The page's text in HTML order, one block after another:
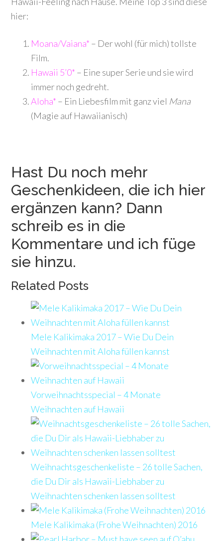
hier:
Moana/Vaiana* – Der wohl (für mich) tollste
Film.
Hawaii 5’0* – Eine super Serie und sie wird
immer noch gedreht.
Aloha* – Ein Liebesfilm mit ganz viel Mana
(Magie auf Hawaiianisch)
Hast Du noch mehr
Geschenkideen, die ich hier
ergänzen kann? Dann
schreib es in die
Kommentare und ich füge
sie hinzu.
Related Posts
Mele Kalikimaka 2017 – Wie Du Dein
Weihnachten mit Aloha füllen kannst
Vorweihnachtsspecial – 4 Monate
Weihnachten auf Hawaii
Weihnachtsgeschenkeliste – 26 tolle Sachen,
die Du Dir als Hawaii-Liebhaber zu
Weihnachten schenken lassen solltest
Mele Kalikimaka (Frohe Weihnachten) 2016